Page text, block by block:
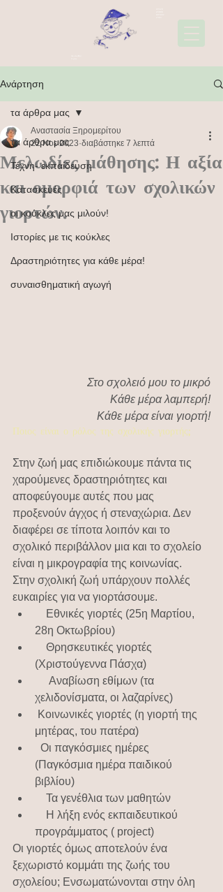
Ανάρτηση
τα άρθρα μας
Τέχνη- εκπαίδευση
Κατασκευές
οι κούκλες μας μιλούν!
Ιστορίες με τις κούκλες
Δραστηριότητες για κάθε μέρα!
συναισθηματική αγωγή
τα άρθρα μας
Μελωδίες μάθησης: Η αξία
και ομορφιά των σχολικών
γιορτών.
Αναστασία Ξηρομερίτου
22 Νοε 2023 διαβάστηκε 7 λεπτά
Στο σχολειό μου το μικρό
Κάθε μέρα λαμπερή!
Κάθε μέρα είναι γιορτή!
Ποιος είναι ο ρόλος της σχολικής γιορτής;
Στην ζωή μας επιδιώκουμε πάντα τις
χαρούμενες δραστηριότητες και
αποφεύγουμε αυτές που μας
προξενούν άγχος ή στεναχώρια. Δεν
διαφέρει σε τίποτα λοιπόν και το
σχολικό περιβάλλον μια και το σχολείο
είναι η μικρογραφία της κοινωνίας.
Στην σχολική ζωή υπάρχουν πολλές
ευκαιρίες για να γιορτάσουμε.
28η Οκτωβρίου)
(Χριστούγεννα Πάσχα)
χελιδονίσματα, οι λαζαρίνες)
μητέρας, του πατέρα)
(Παγκόσμια ημέρα παιδικού
βιβλίου)
    Τα γενέθλια των μαθητών
προγράμματος ( project)
Οι γιορτές όμως αποτελούν ένα
ξεχωριστό κομμάτι της ζωής του
σχολείου; Ενσωματώνονται στην όλη